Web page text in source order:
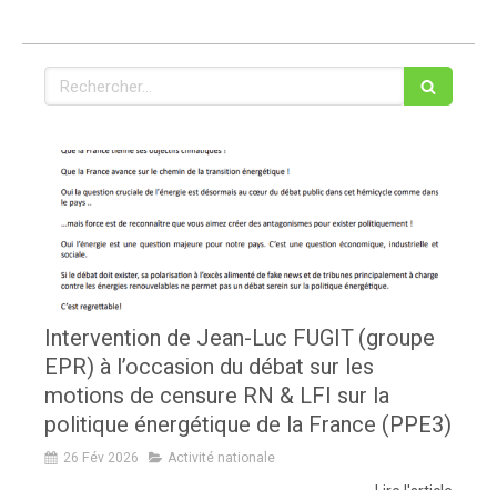
Rechercher
Intervention de Jean-Luc FUGIT (groupe
EPR) à l’occasion du débat sur les
motions de censure RN & LFI sur la
politique énergétique de la France (PPE3)
26 Fév 2026 Activité nationale